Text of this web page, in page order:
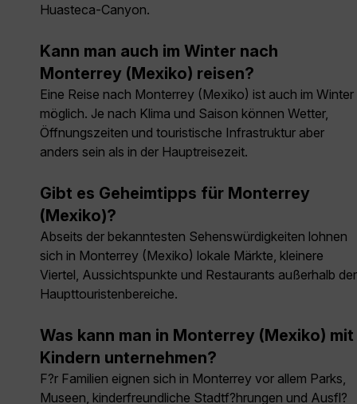
Huasteca-Canyon.
Kann man auch im Winter nach
Monterrey (Mexiko) reisen?
Eine Reise nach Monterrey (Mexiko) ist auch im Winter
möglich. Je nach Klima und Saison können Wetter,
Öffnungszeiten und touristische Infrastruktur aber
anders sein als in der Hauptreisezeit.
Gibt es Geheimtipps für Monterrey
(Mexiko)?
Abseits der bekanntesten Sehenswürdigkeiten lohnen
sich in Monterrey (Mexiko) lokale Märkte, kleinere
Viertel, Aussichtspunkte und Restaurants außerhalb der
Haupttouristenbereiche.
Was kann man in Monterrey (Mexiko) mit
Kindern unternehmen?
F?r Familien eignen sich in Monterrey vor allem Parks,
Museen, kinderfreundliche Stadtf?hrungen und Ausfl?